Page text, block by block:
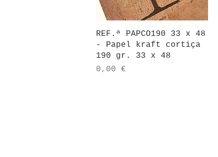
Visualização rápida
REF.ª PAPCO190 33 x 48
- Papel kraft cortiça
190 gr. 33 x 48
Preço
0,00 €